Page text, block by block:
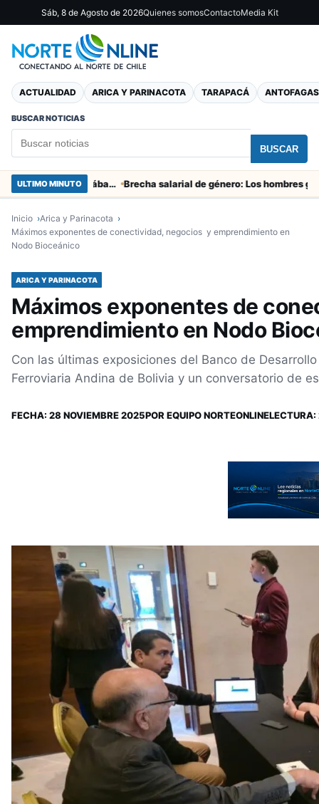
Sáb, 8 de Agosto de 2026Quienes somosContactoMedia Kit
ACTUALIDAD ARICA Y PARINACOTA TARAPACÁ
BUSCAR NOTICIAS
BUSCAR
ULTIMO MINUTO
Partido clave San Marcos con Wanderers este sábado a las 15 horas en Valparaíso Brecha salarial de género: Los hombres ganan seis veces más que las mujeres
Inicio
Arica y Parinacota
Máximos exponentes de conectividad, negocios y emprendimiento en
Nodo Bioceánico
ARICA Y PARINACOTA
Máximos exponentes de
emprendimiento en Nodo
Con las últimas exposiciones del Banco de
Ferroviaria Andina de Bolivia y un conversatorio de
FECHA: 28 NOVIEMBRE 2025POR EQUIPO NORTEONLINELECTURA: